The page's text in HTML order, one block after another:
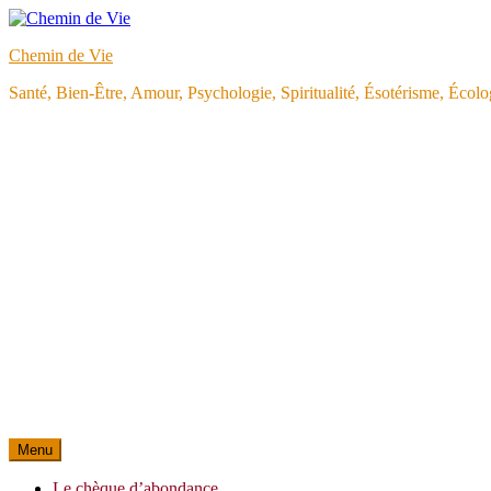
Aller
contenu
Chemin de Vie
Santé, Bien-Être, Amour, Psychologie, Spiritualité, Ésotérisme,
Menu